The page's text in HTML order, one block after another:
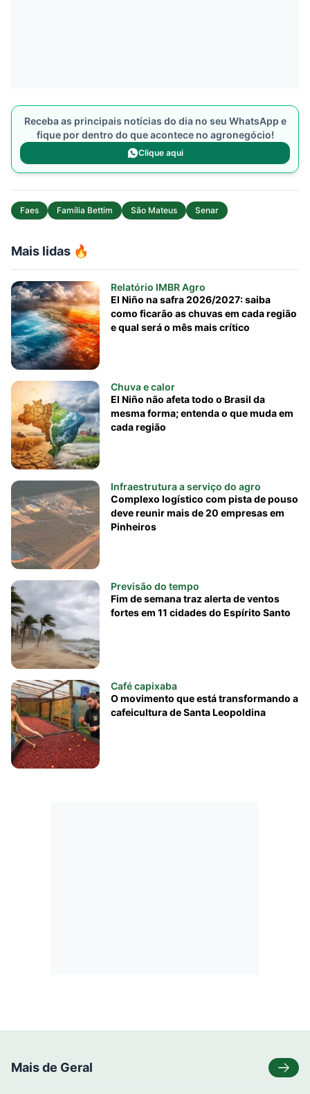
Mais lidas 🔥
Relatório IMBR Agro
El Niño na safra 2026/2027: saiba
como ficarão as chuvas em cada região
e qual será o mês mais crítico
Chuva e calor
El Niño não afeta todo o Brasil da
mesma forma; entenda o que muda em
cada região
Infraestrutura a serviço do agro
Complexo logístico com pista de pouso
deve reunir mais de 20 empresas em
Pinheiros
Previsão do tempo
Fim de semana traz alerta de ventos
fortes em 11 cidades do Espírito Santo
Café capixaba
O movimento que está transformando a
cafeicultura de Santa Leopoldina
Receba as principais notícias do dia no seu WhatsApp e
fique por dentro do que acontece no agronegócio!
Clique aqui
Faes Família Bettim São Mateus Senar
Mais de Geral